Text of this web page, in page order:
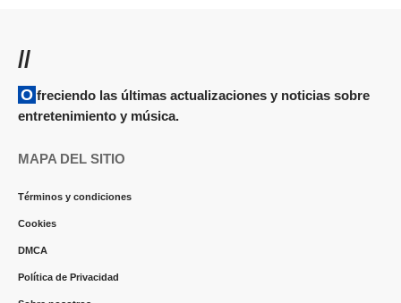
//
Ofreciendo las últimas actualizaciones y noticias sobre
entretenimiento y música.
MAPA DEL SITIO
Términos y condiciones
Cookies
DMCA
Política de Privacidad